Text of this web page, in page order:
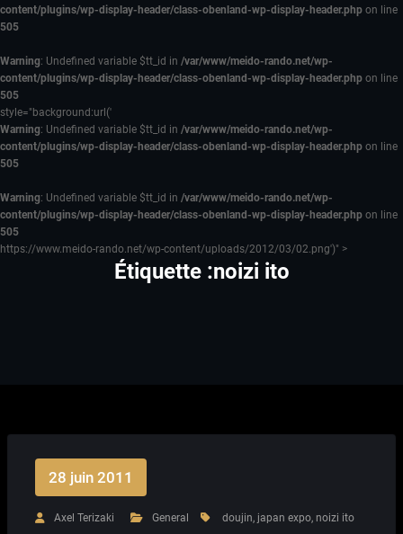
content/plugins/wp-display-header/class-obenland-wp-display-header.php on line
505
Warning: Undefined variable $tt_id in /var/www/meido-rando.net/wp-
content/plugins/wp-display-header/class-obenland-wp-display-header.php on line
505
style="background:url('
Warning: Undefined variable $tt_id in /var/www/meido-rando.net/wp-
content/plugins/wp-display-header/class-obenland-wp-display-header.php on line
505
Warning: Undefined variable $tt_id in /var/www/meido-rando.net/wp-
content/plugins/wp-display-header/class-obenland-wp-display-header.php on line
505
https://www.meido-rando.net/wp-content/uploads/2012/03/02.png')" >
Étiquette :noizi ito
28 juin 2011
Axel Terizaki General doujin, japan expo, noizi ito